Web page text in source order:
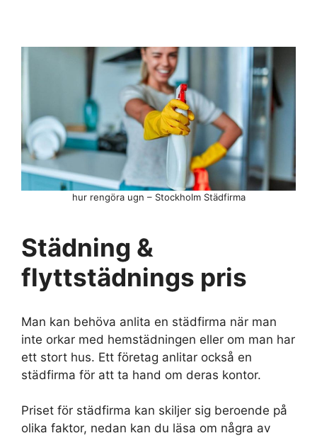
hur rengöra ugn – Stockholm Städfirma
Städning &
flyttstädnings pris
Man kan behöva anlita en städfirma när man
inte orkar med hemstädningen eller om man har
ett stort hus. Ett företag anlitar också en
städfirma för att ta hand om deras kontor.
Priset för städfirma kan skiljer sig beroende på
olika faktor, nedan kan du läsa om några av